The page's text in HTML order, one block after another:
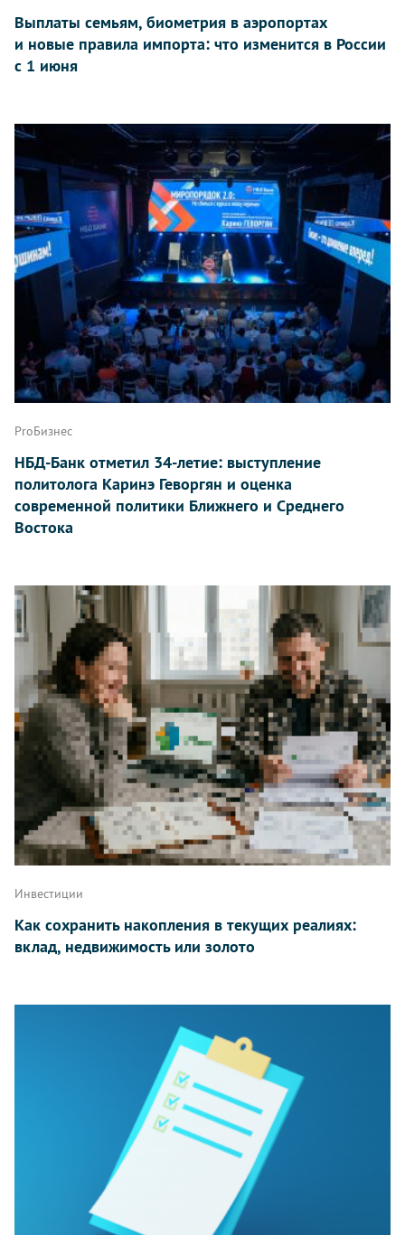
Выплаты семьям, биометрия в аэропортах
и новые правила импорта: что изменится в России
с 1 июня
ProБизнес
НБД-Банк отметил 34-летие: выступление
политолога Каринэ Геворгян и оценка
современной политики Ближнего и Среднего
Востока
Инвестиции
Как сохранить накопления в текущих реалиях:
вклад, недвижимость или золото